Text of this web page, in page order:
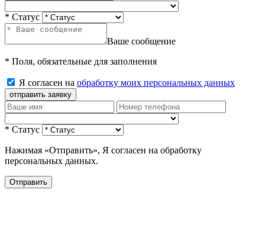
* Статус
Ваше сообщение
* Поля, обязательные для заполнения
Я согласен на обработку моих персональных данных
отправить заявку
* Статус
Нажимая «Отправить», Я согласен на обработку
персональных данных.